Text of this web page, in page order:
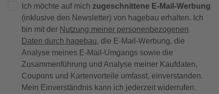
Ich möchte auf mich zugeschnittene E-Mail-Werbung
(inklusive den Newsletter) von hagebau erhalten. Ich
bin mit der Nutzung meiner personenbezogenen
Daten durch hagebau, die E-Mail-Werbung, die
Analyse meines E-Mail-Umgangs sowie die
Zusammenführung und Analyse meiner Kaufdaten,
Coupons und Kartenvorteile umfasst, einverstanden.
Mein Einverständnis kann ich jederzeit widerrufen.